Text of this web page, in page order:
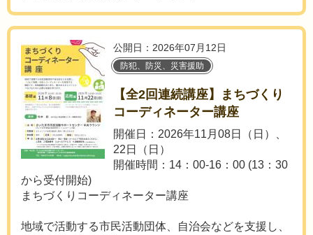
公開日：2026年07月12日
防犯、防災、災害援助
【全2回連続講座】まちづくり
コーディネーター講座
開催日：2026年11月08日（日）、
22日（日）
開催時間：14：00-16：00 (13：30
から受付開始)
まちづくりコーディネーター講座
地域で活動する市民活動団体、自治会などを支援し、